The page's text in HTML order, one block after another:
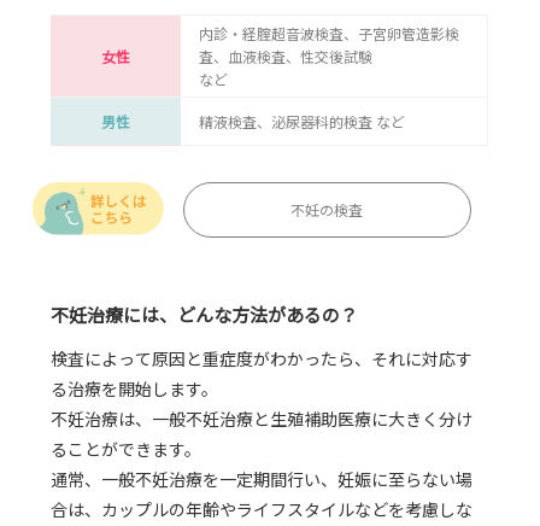
女性
内診・経腟超音波検査、子宮卵管造影検
査、血液検査、性交後試験
など
男性 精液検査、泌尿器科的検査 など
不妊の検査
不妊治療には、どんな方法があるの？
検査によって原因と重症度がわかったら、それに対応す
る治療を開始します。
不妊治療は、一般不妊治療と生殖補助医療に大きく分け
ることができます。
通常、一般不妊治療を一定期間行い、妊娠に至らない場
合は、カップルの年齢やライフスタイルなどを考慮しな